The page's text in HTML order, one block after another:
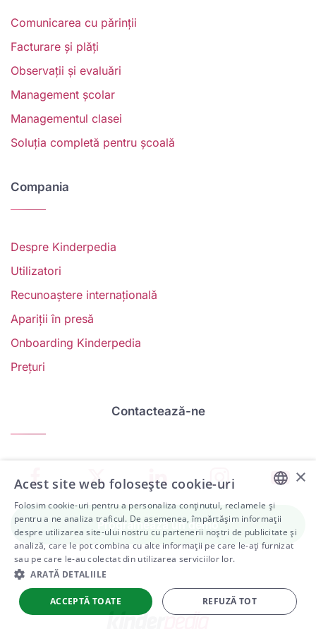
Comunicarea cu părinții
Facturare și plăți
Observații și evaluări
Management școlar
Managementul clasei
Soluția completă pentru școală
Compania
Despre Kinderpedia
Utilizatori
Recunoaștere internațională
Apariții în presă
Onboarding Kinderpedia
Prețuri
Contactează-ne
management about
School
software
Programează un demo
ENGLISH
ARABIC
PORTUGUESE
×
Acest site web folosește cookie-uri
Folosim cookie-uri pentru a personaliza conținutul, reclamele și
pentru a ne analiza traficul. De asemenea, împărtășim informații
despre utilizarea site-ului nostru cu partenerii noștri de publicitate și
analiză, care le pot combina cu alte informații pe care le-ați furnizat
sau pe care le-au colectat din utilizarea serviciilor lor.
ARATĂ DETALIILE
ACCEPTĂ TOATE REFUZĂ TOT